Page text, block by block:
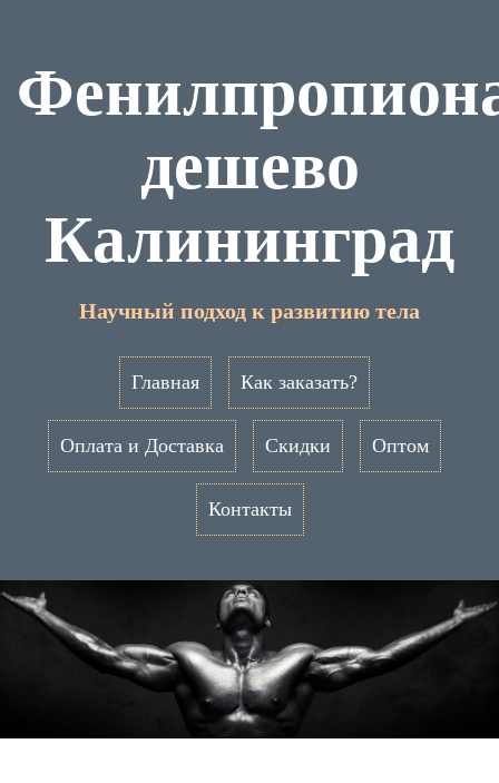
дешево
Калининград
Научный подход к развитию тела
Главная Как заказать?
Оплата и Доставка Скидки Оптом
Контакты